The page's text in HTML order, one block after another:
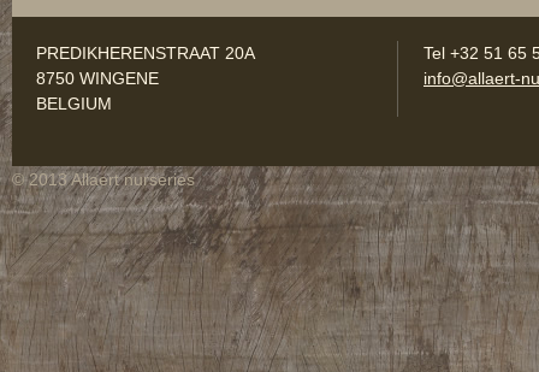
PREDIKHERENSTRAAT 20A
8750 WINGENE
BELGIUM
Tel +32 51 65
info@allaert-
© 2013 Allaert nurseries